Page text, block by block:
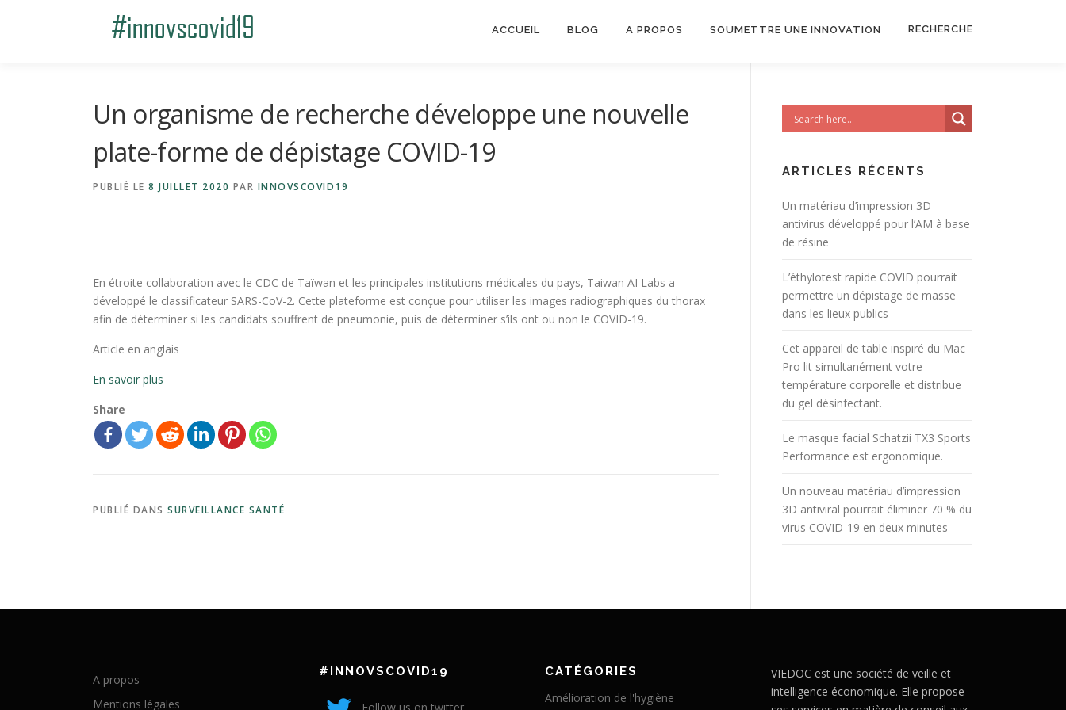
ACCUEIL BLOG A PROPOS SOUMETTRE UNE INNOVATION RECHERCHE
Un organisme de recherche développe une nouvelle
plate-forme de dépistage COVID-19
PUBLIÉ LE 8 JUILLET 2020 PAR INNOVSCOVID19
En étroite collaboration avec le CDC de Taïwan et les principales institutions médicales du pays, Taiwan AI Labs a
développé le classificateur SARS-CoV-2. Cette plateforme est conçue pour utiliser les images radiographiques du thorax
afin de déterminer si les candidats souffrent de pneumonie, puis de déterminer s’ils ont ou non le COVID-19.
Article en anglais
En savoir plus
Share
PUBLIÉ DANS SURVEILLANCE SANTÉ
ARTICLES RÉCENTS
Un matériau d’impression 3D
antivirus développé pour l’AM à base
de résine
L’éthylotest rapide COVID pourrait
permettre un dépistage de masse
dans les lieux publics
Cet appareil de table inspiré du Mac
Pro lit simultanément votre
température corporelle et distribue
du gel désinfectant.
Le masque facial Schatzii TX3 Sports
Performance est ergonomique.
Un nouveau matériau d’impression
3D antiviral pourrait éliminer 70 % du
virus COVID-19 en deux minutes
A propos
Mentions légales
#INNOVSCOVID19 CATÉGORIES
Amélioration de l'hygiène
VIEDOC est une société de veille et
intelligence économique. Elle propose